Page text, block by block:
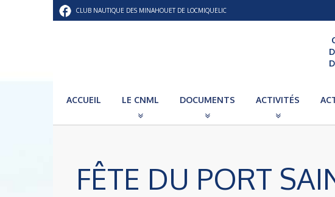
CLUB NAUTIQUE DES MINAHOUET DE LOCMIQUELIC
ACCUEIL LE CNML DOCUMENTS ACTIVITÉS
FÊTE DU PORT